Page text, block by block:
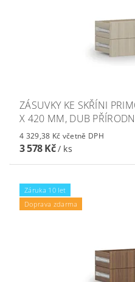
ZÁSUVKY KE SKŘÍNI
X 420 MM, DUB
4 329,38 Kč včetně DPH
3 578 Kč/ ks
Záruka 10 let
Doprava zdarma